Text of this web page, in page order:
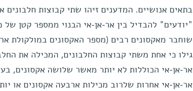
בתאים אנושיים. המדענים זיהו שתי קבוצות
"יודעים" להבדיל בין אר-אן-אי הבנוי ממספר קטן של